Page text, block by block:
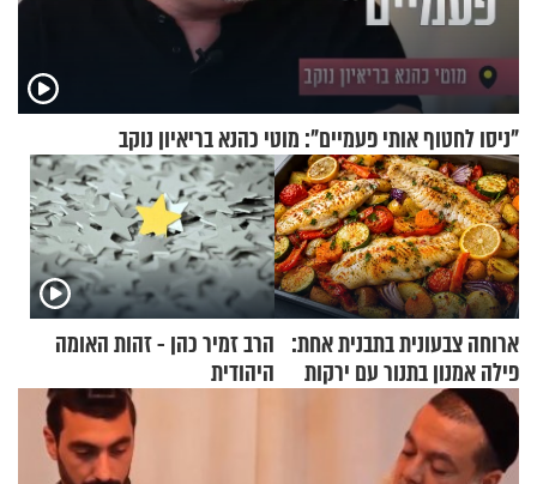
"ניסו לחטוף אותי פעמיים": מוטי כהנא בריאיון נוקב
ארוחה צבעונית בתבנית אחת:
פילה אמנון בתנור עם ירקות
הרב זמיר כהן - זהות האומה
היהודית